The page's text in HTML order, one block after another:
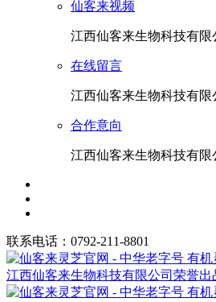
仙客来视频
江西仙客来生物科技有限
在线留言
江西仙客来生物科技有限
合作意向
江西仙客来生物科技有限
联系电话：0792-211-8801